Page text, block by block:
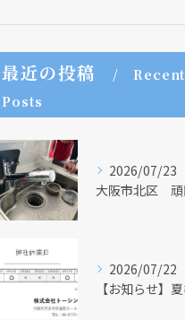
最近の投稿
Recent
Posts
2026/07/23
2026/07/22
に入っている折込チラシです。
に入っている折込チラシです。